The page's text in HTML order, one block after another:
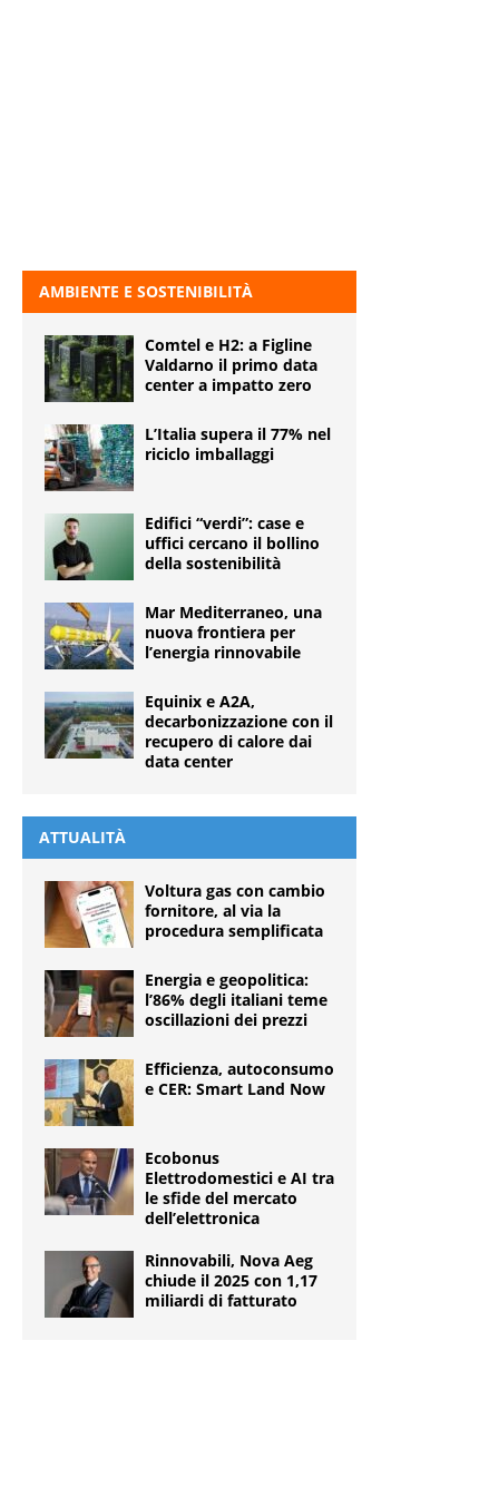
AMBIENTE E SOSTENIBILITÀ
Comtel e H2: a Figline
Valdarno il primo data
center a impatto zero
L’Italia supera il 77% nel
riciclo imballaggi
Edifici “verdi”: case e
uffici cercano il bollino
della sostenibilità
Mar Mediterraneo, una
nuova frontiera per
l’energia rinnovabile
Equinix e A2A,
decarbonizzazione con il
recupero di calore dai
data center
ATTUALITÀ
Voltura gas con cambio
fornitore, al via la
procedura semplificata
Energia e geopolitica:
l’86% degli italiani teme
oscillazioni dei prezzi
Efficienza, autoconsumo
e CER: Smart Land Now
Ecobonus
Elettrodomestici e AI tra
le sfide del mercato
dell’elettronica
Rinnovabili, Nova Aeg
chiude il 2025 con 1,17
miliardi di fatturato